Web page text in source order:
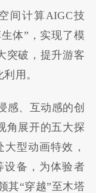
间计算AIGC技
体”，实现了模
突破，提升游客
用。
感、互动感的创
角展开的五大探
型动画特效，
设备，为体验者
其“穿越”至木塔